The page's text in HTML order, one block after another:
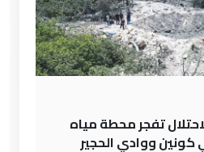
تفجر محطة مياه
ووادي الحجير